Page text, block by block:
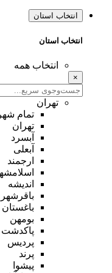
انتخاب استان
انتخاب استان
انتخاب همه
×
تهران
تمام
تهران
آبسرد
آبعلی
ارجمند
اندیشه
باقرشهر
باغستان
بومهن
پاکدشت
پردیس
پرند
پیشوا